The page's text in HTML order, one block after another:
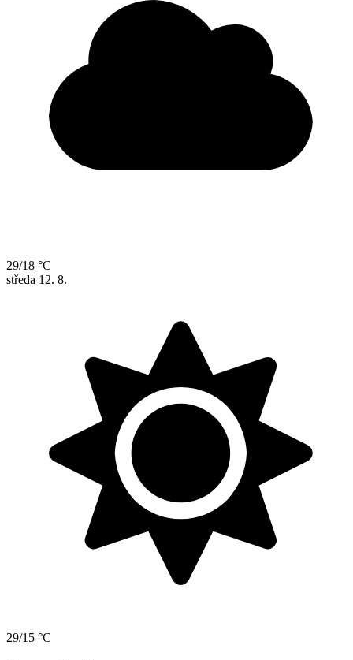
29/18 °C
středa 12. 8.
29/15 °C